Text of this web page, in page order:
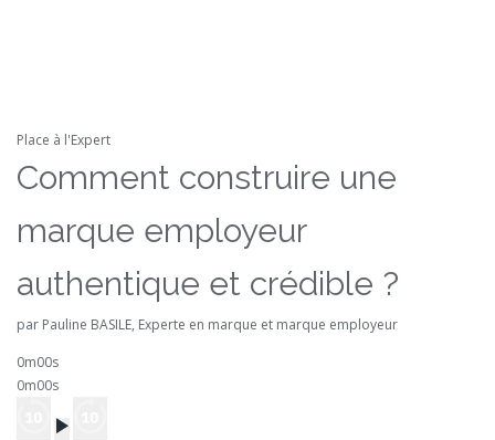
Place à l'Expert
Comment construire une
marque employeur
authentique et crédible ?
par Pauline BASILE, Experte en marque et marque employeur
0m00s
0m00s